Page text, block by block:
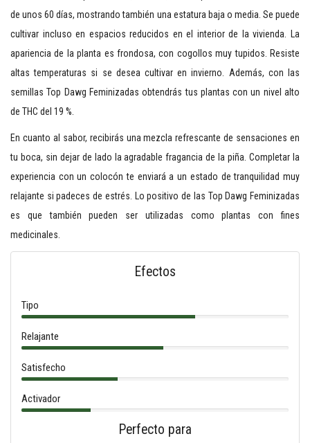
de unos 60 días, mostrando también una estatura baja o media. Se puede
cultivar incluso en espacios reducidos en el interior de la vivienda. La
apariencia de la planta es frondosa, con cogollos muy tupidos. Resiste
altas temperaturas si se desea cultivar en invierno. Además, con las
semillas Top Dawg Feminizadas obtendrás tus plantas con un nivel alto
de THC del 19 %.
En cuanto al sabor, recibirás una mezcla refrescante de sensaciones en
tu boca, sin dejar de lado la agradable fragancia de la piña. Completar la
experiencia con un colocón te enviará a un estado de tranquilidad muy
relajante si padeces de estrés. Lo positivo de las Top Dawg Feminizadas
es que también pueden ser utilizadas como plantas con fines
medicinales.
Efectos
Tipo
Relajante
Satisfecho
Activador
Perfecto para